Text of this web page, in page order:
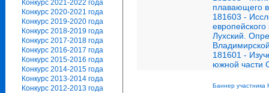
Конкурс 2021-2022 года
Конкурс 2020-2021 года
Конкурс 2019-2020 года
Конкурс 2018-2019 года
Конкурс 2017-2018 года
Конкурс 2016-2017 года
Конкурс 2015-2016 года
Конкурс 2014-2015 года
Конкурс 2013-2014 года
Конкурс 2012-2013 года
плавающего
181603 -
Лухский.
181601 -
южной части
Баннер участника